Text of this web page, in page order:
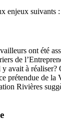
enjeux suivants :
ont été
de
avait à
prétendue de
Rivières